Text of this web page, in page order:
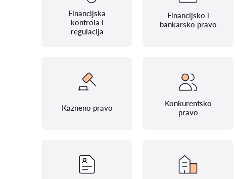
Financijska
kontrola i
regulacija
Financijsko i
bankarsko pravo
Kazneno pravo
Konkurentsko
pravo